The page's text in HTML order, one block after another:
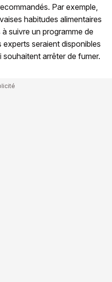
Par exemple,
habitudes alimentaires
suivre un programme de
seraient disponibles
arrêter de fumer.